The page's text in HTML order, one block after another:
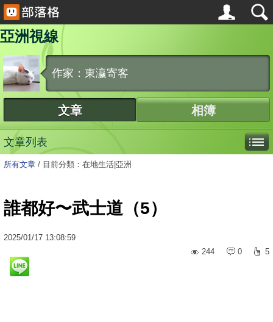
亞洲視線
作家：東瀛寄客
文章 相簿
文章列表
所有文章 / 目前分類：在地生活|亞洲
誰都好〜武士道（5）
2025/01/17 13:08:59
244
0 5